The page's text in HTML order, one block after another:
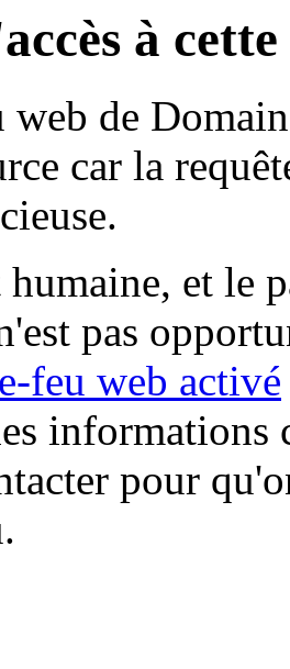
à
web de
car la
et le
pas
feu web activé
informations
pour